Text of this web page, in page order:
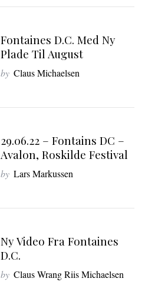
Fontaines D.C. Med Ny
Plade Til August
by Claus Michaelsen
29.06.22 – Fontains DC –
Avalon, Roskilde Festival
by Lars Markussen
Ny Video Fra Fontaines
D.C.
by Claus Wrang Riis Michaelsen